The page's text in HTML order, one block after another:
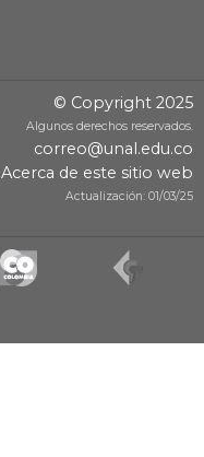
© Copyright 2025
Algunos derechos reservados.
correo@unal.edu.co
Acerca de este sitio web
Actualización: 01/03/25